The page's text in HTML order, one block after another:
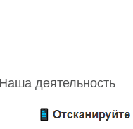
Наша деятельность